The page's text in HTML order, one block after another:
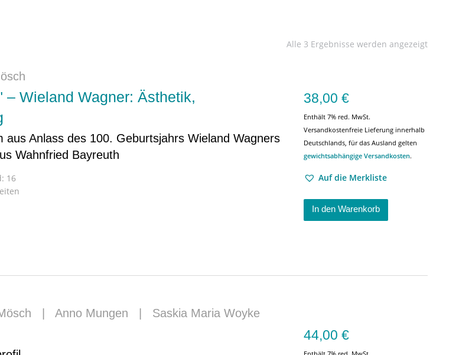
Alle 3 Ergebnisse werden angezeigt
– Wieland Wagner: Ästhetik,
aus Anlass des 100. Geburtsjahrs Wieland Wagners
Wahnfried Bayreuth
16
38,00 €
Enthält 7% red. MwSt.
Versandkostenfreie Lieferung innerhalb
Deutschlands, für das Ausland gelten
gewichtsabhängige Versandkosten.
Auf die Merkliste
In den Warenkorb
Anno Mungen Saskia Maria Woyke
44,00 €